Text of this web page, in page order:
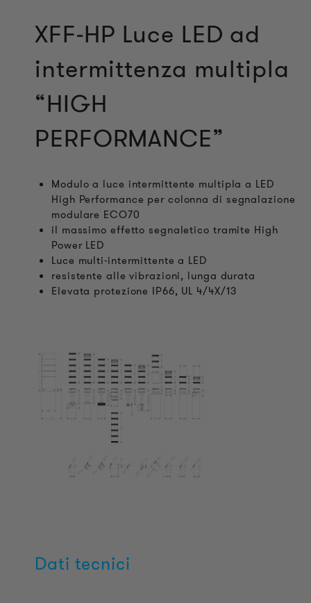
XFF-HP Luce LED ad
intermittenza multipla
“HIGH
PERFORMANCE”
Modulo a luce intermittente multipla a LED
High Performance per colonna di segnalazione
modulare ECO70
il massimo effetto segnaletico tramite High
Power LED
Luce multi-intermittente a LED
resistente alle vibrazioni, lunga durata
Elevata protezione IP66, UL 4/4X/13
Dati tecnici